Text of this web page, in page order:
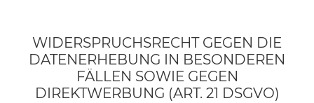
WIDERSPRUCHSRECHT GEGEN DIE
DATENERHEBUNG IN BESONDEREN
FÄLLEN SOWIE GEGEN
DIREKTWERBUNG (ART. 21 DSGVO)